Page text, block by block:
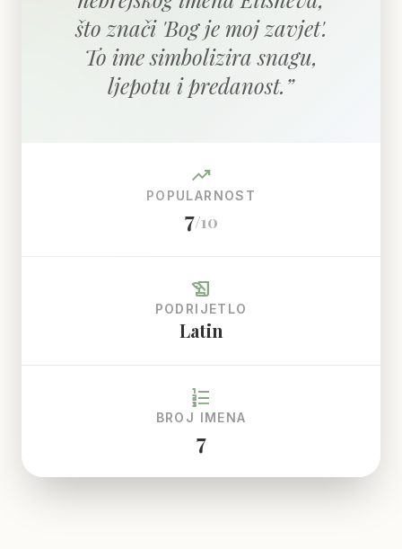
što znači 'Bog je moj zavjet'.
To ime simbolizira snagu,
ljepotu i predanost.”
trending_up
POPULARNOST
7/10
history_edu
PODRIJETLO
Latin
format_list_numbered
BROJ IMENA
7